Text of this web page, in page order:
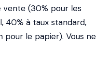
vente (30% pour les
40% à taux standard,
pour le papier). Vous ne